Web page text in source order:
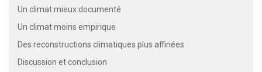
Un climat mieux documenté
Un climat moins empirique
Des reconstructions climatiques plus affinées
Discussion et conclusion